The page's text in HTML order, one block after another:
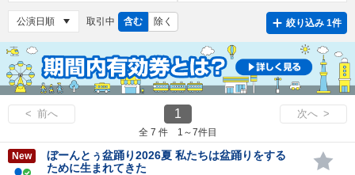
取引中 含む 除く 絞り込み 1件
< 前へ 1 次へ >
全 7 件 1～7件目
New
ぼーんとぅ盆踊り2026夏 私たちは盆踊りをする
ために生まれてきた